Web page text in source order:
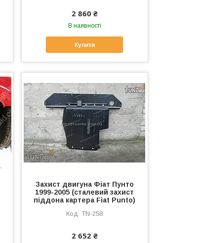
2 860 ₴
В наявності
Купити
Захист двигуна Фіат Пунто
1999-2005 (сталевий захист
піддона картера Fiat Punto)
TN-258
2 652 ₴